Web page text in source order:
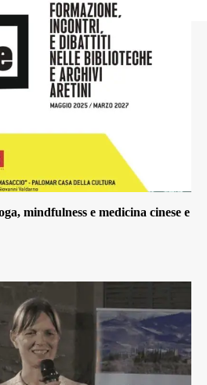
mindfulness e medicina cinese e